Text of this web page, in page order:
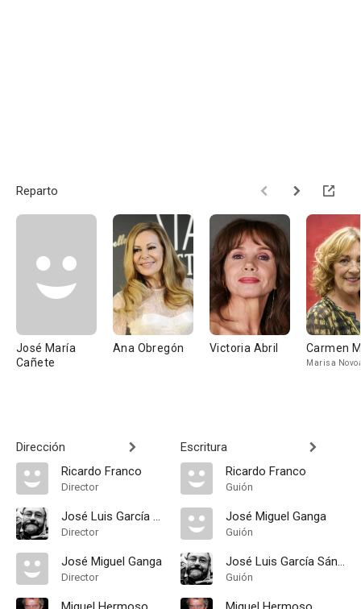
Reparto
José María
Cañete
Ana Obregón Victoria Abril Carmen
Marisa
Dirección
Ricardo Franco
Director
José Luis García Sánchez
Director
José Miguel Ganga
Director
Escritura
Ricardo Franco
Guión
José Miguel Ganga
Guión
José Luis García Sánchez
Guión